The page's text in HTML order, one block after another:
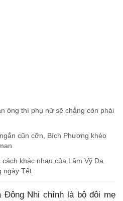
ông thì phụ nữ sẽ chẳng còn phải
cũn cỡn, Bích Phương khéo
khác nhau của Lâm Vỹ Dạ
ngày Tết
Đông Nhi chính là bộ đôi mẹ